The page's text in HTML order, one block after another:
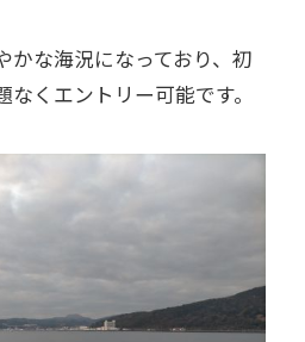
かな海況になっており、初
くエントリー可能です。